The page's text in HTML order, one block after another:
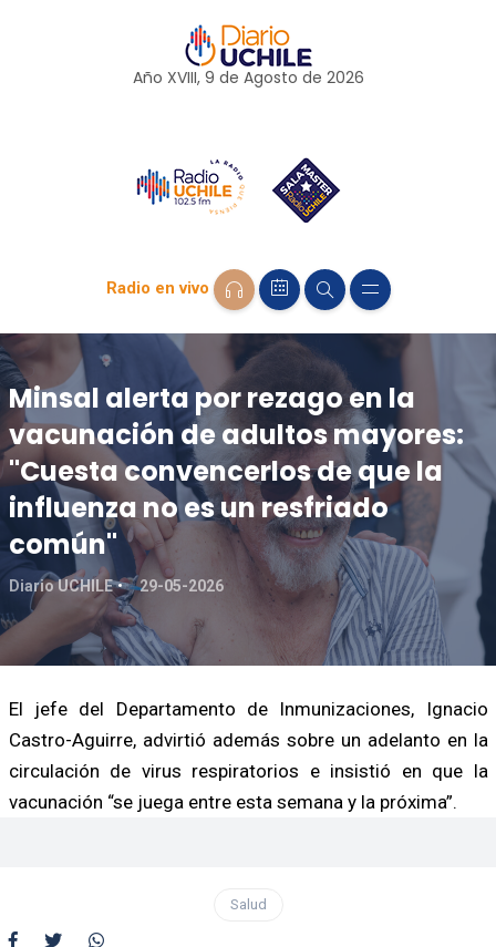
Año XVIII, 9 de Agosto de 2026
Radio en vivo
Minsal alerta por rezago en la
vacunación de adultos mayores:
"Cuesta convencerlos de que la
influenza no es un resfriado
común"
Diario UCHILE 29-05-2026
El jefe del Departamento de Inmunizaciones, Ignacio
Castro-Aguirre, advirtió además sobre un adelanto en la
circulación de virus respiratorios e insistió en que la
vacunación “se juega entre esta semana y la próxima”.
Salud